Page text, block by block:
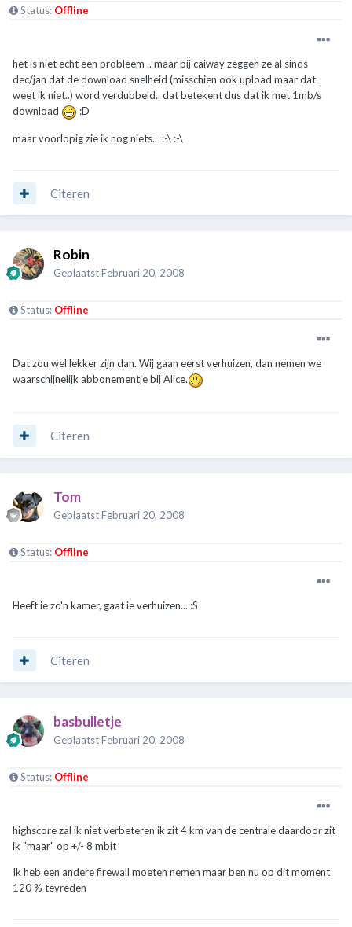
Status: Offline
het is niet echt een probleem .. maar bij caiway zeggen ze al sinds
dec/jan dat de download snelheid (misschien ook upload maar dat
weet ik niet..) word verdubbeld.. dat betekent dus dat ik met 1mb/s
download
:D
maar voorlopig zie ik nog niets.. :-\ :-\
Citeren
Robin
GeplaatstFebruari 20, 2008
Status: Offline
Dat zou wel lekker zijn dan. Wij gaan eerst verhuizen, dan nemen we
waarschijnelijk abbonementje bij Alice.
Citeren
Tom
GeplaatstFebruari 20, 2008
Status: Offline
Heeft ie zo'n kamer, gaat ie verhuizen... :S
Citeren
basbulletje
GeplaatstFebruari 20, 2008
Status: Offline
highscore zal ik niet verbeteren ik zit 4 km van de centrale daardoor zit
ik "maar" op +/- 8 mbit
Ik heb een andere firewall moeten nemen maar ben nu op dit moment
120 % tevreden